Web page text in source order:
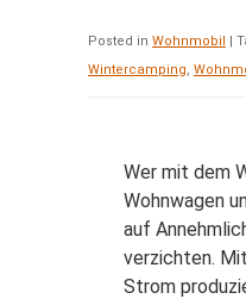
Posted in Wohnmobil |
Wintercamping,
Wer mit dem
Wohnwagen
auf
verzichten.
Strom